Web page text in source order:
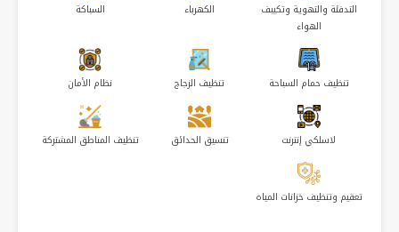
التدفئة والتهوية وتكييف
الهواء
الكهرباء السباكة
تنظيف حمام السباحة تنظيف الزجاج نظام الأمان
لاسلكي إنترنت تنسيق الحدائق تنظيف المناطق المشتركة
تعقيم وتنظيف خزانات المياه